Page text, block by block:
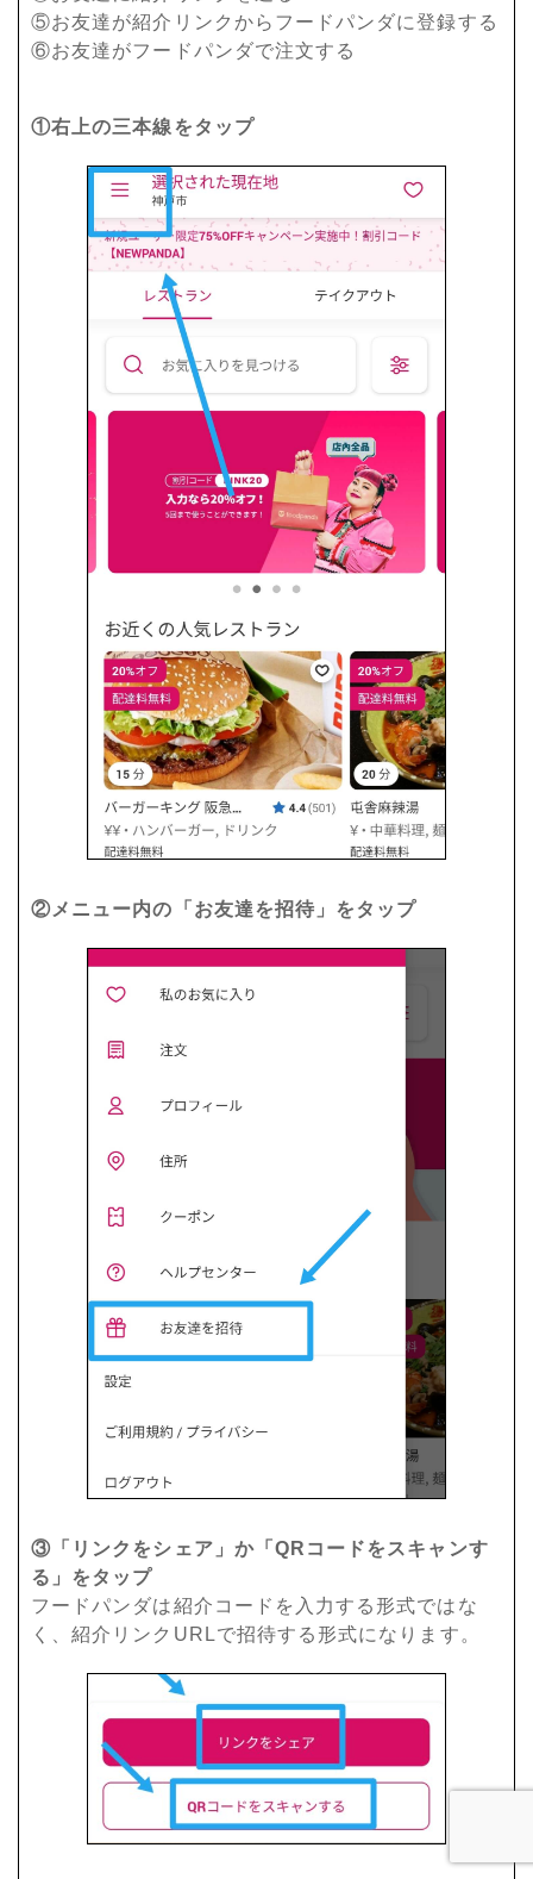
⑤お友達が紹介リンクからフードパンダに登録する
⑥お友達がフードパンダで注文する
①右上の三本線をタップ
②メニュー内の「お友達を招待」をタップ
③「リンクをシェア」か「QRコードをスキャンす
る」をタップ
フードパンダは紹介コードを入力する形式ではな
く、紹介リンクURLで招待する形式になります。